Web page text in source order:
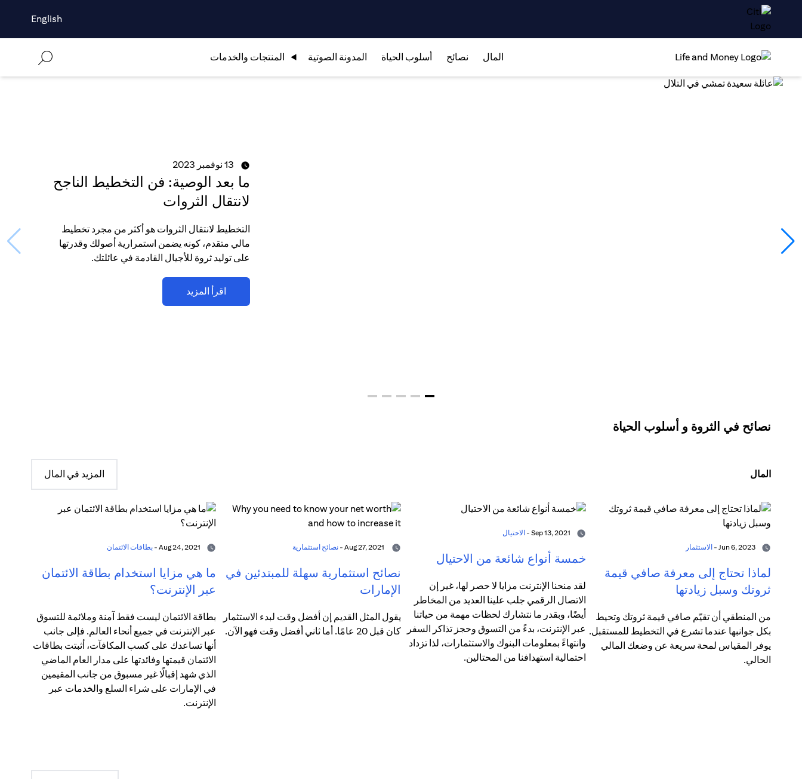
English
المال نصائح أسلوب الحياة المدونة الصوتية المنتجات والخدمات
ما بعد الوصية: فن التخطيط الناجح
لانتقال الثروات
التخطيط لانتقال الثروات هو أكثر من مجرد تخطيط
مالي متقدم، كونه يضمن استمرارية أصولك وقدرتها
على توليد ثروة للأجيال القادمة في عائلتك.
اقرأ المزيد
نصائح في الثروة و أسلوب الحياة
المال المزيد في المال
الاستثمار
لماذا تحتاج إلى معرفة صافي قيمة
ثروتك وسبل زيادتها
من المنطقي أن تقيّم صافي قيمة ثروتك وتحيط
بكل جوانبها عندما تشرع في التخطيط للمستقبل.
يوفر المقياس لمحة سريعة عن وضعك المالي
الحالي.
الاحتيال
خمسة أنواع شائعة من الاحتيال
لقد منحنا الإنترنت مزايا لا حصر لها، غير إن
الاتصال الرقمي جلب علينا العديد من المخاطر
أيضًا، وبقدر ما نتشارك لحظات مهمة من حياتنا
عبر الإنترنت، بدءً من التسوق وحجز تذاكر السفر
وانتهاءً بمعلومات البنوك والاستثمارات، لذا تزداد
احتمالية استهدافنا من المحتالين.
نصائح استثمارية
نصائح استثمارية سهلة للمبتدئين في
الإمارات
يقول المثل القديم إن أفضل وقت لبدء الاستثمار
كان قبل 20 عامًا. أما ثاني أفضل وقت فهو الآن.
بطاقات الائتمان
ما هي مزايا استخدام بطاقة الائتمان
عبر الإنترنت؟
بطاقة الائتمان ليست فقط آمنة وملائمة للتسوق
عبر الإنترنت في جميع أنحاء العالم. فإلى جانب
أنها تساعدك على كسب المكافآت، أثبتت بطاقات
الائتمان قيمتها وفائدتها على مدار العام الماضي
الذي شهد إقبالًا غير مسبوق من جانب المقيمين
في الإمارات على شراء السلع والخدمات عبر
الإنترنت.